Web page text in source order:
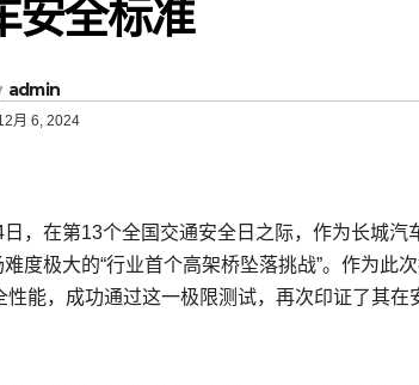
安全标准
admin
月 6, 2024
，在第13个全国交通安全日之际，作为长城
度极大的“行业首个高架桥坠落挑战”。作为此
能，成功通过这一极限测试，再次印证了其在